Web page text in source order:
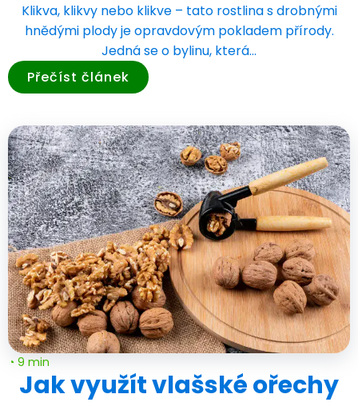
Klikva, klikvy nebo klikve – tato rostlina s drobnými
hnědými plody je opravdovým pokladem přírody.
Jedná se o bylinu, která…
Přečíst článek
◔ 9 min
Jak využít vlašské ořechy